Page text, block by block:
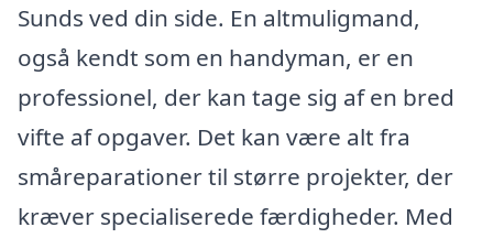
Sunds ved din side. En altmuligmand,
også kendt som en handyman, er en
professionel, der kan tage sig af en bred
vifte af opgaver. Det kan være alt fra
småreparationer til større projekter, der
kræver specialiserede færdigheder. Med